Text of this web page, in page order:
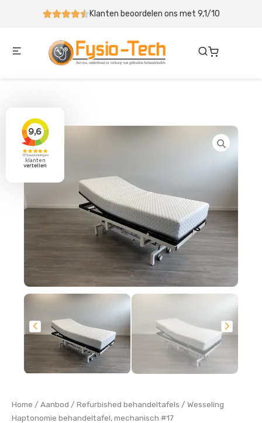
met 9,1/10 Behandeltafel binnen 5-10 werkdagen
Home / Aanbod / Refurbished behandeltafels / Wesseling
Haptonomie behandeltafel, mechanisch #17